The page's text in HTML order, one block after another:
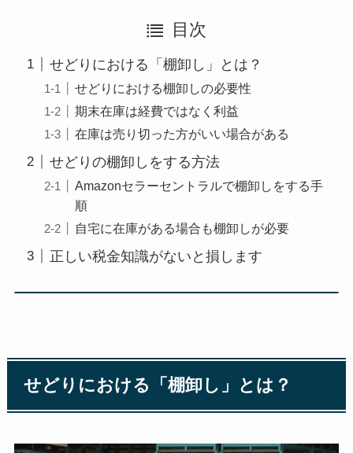
目次
せどりにおける「棚卸し」とは？
せどりにおける棚卸しの必要性
期末在庫は経費ではなく利益
在庫は売り切った方がいい場合がある
せどりの棚卸しをする方法
Amazonセラーセントラルで棚卸しをする手
順
自宅に在庫がある場合も棚卸しが必要
正しい税金知識がないと損します
せどりにおける「棚卸し」とは？